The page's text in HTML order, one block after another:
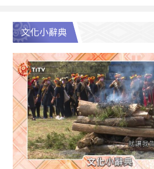
文化小辭典